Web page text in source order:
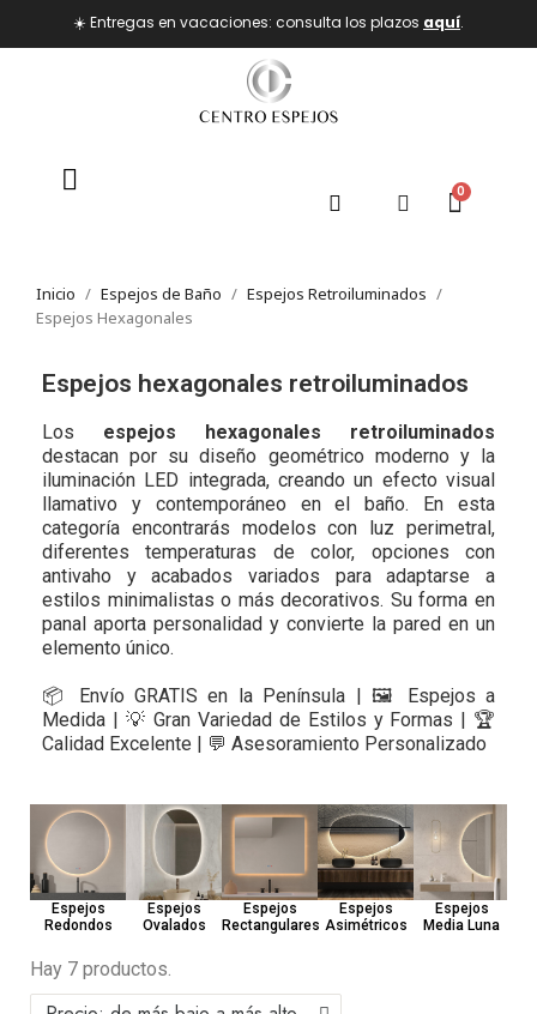
☀️ Entregas en vacaciones: consulta los plazos aquí.
Inicio Espejos de Baño
Espejos Retroiluminados
Espejos Hexagonales
Espejos hexagonales retroiluminados
Los espejos hexagonales retroiluminados
destacan por su diseño geométrico moderno y la
iluminación LED integrada, creando un efecto visual
llamativo y contemporáneo en el baño. En esta
categoría encontrarás modelos con luz perimetral,
diferentes temperaturas de color, opciones con
antivaho y acabados variados para adaptarse a
estilos minimalistas o más decorativos. Su forma en
panal aporta personalidad y convierte la pared en un
elemento único.
📦 Envío GRATIS en la Península | 🖼️ Espejos a
Medida | 💡 Gran Variedad de Estilos y Formas | 🏆
Calidad Excelente | 💬 Asesoramiento Personalizado
Espejos
Redondos
Espejos
Ovalados
Espejos
Rectangulares
Espejos
Asimétricos
Espejos
Media Luna
Hay 7 productos.